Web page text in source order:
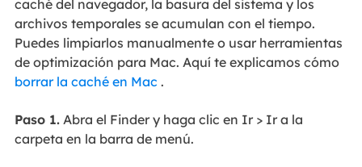
caché del navegador, la basura del sistema y los
archivos temporales se acumulan con el tiempo.
Puedes limpiarlos manualmente o usar herramientas
de optimización para Mac. Aquí te explicamos cómo
borrar la caché en Mac .
Paso 1.Abra el Finder y haga clic en Ir > Ir a la
carpeta en la barra de menú.